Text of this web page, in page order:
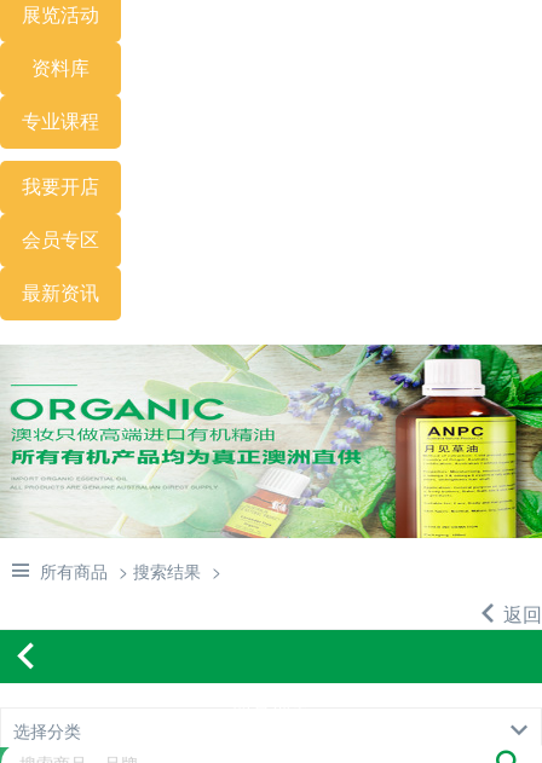
展览活动
资料库
专业课程
我要开店
会员专区
最新资讯
所有商品 > 搜索结果 >
返回
选择分类